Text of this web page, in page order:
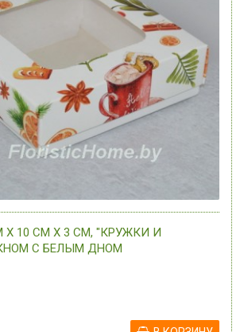
Х 10 СМ Х 3 СМ, "КРУЖКИ И
C БЕЛЫМ ДНОМ